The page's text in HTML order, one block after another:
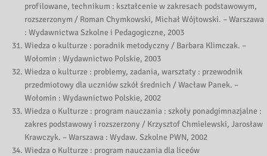
profilowane, technikum : kształcenie w zakresach podstawowym,
rozszerzonym / Roman Chymkowski, Michał Wójtowski. – Warszawa
: Wydawnictwa Szkolne i Pedagogiczne, 2003
Wiedza o kulturze : poradnik metodyczny / Barbara Klimczak. –
Wołomin : Wydawnictwo Polskie, 2003
Wiedza o kulturze : problemy, zadania, warsztaty : przewodnik
przedmiotowy dla uczniów szkół średnich / Wacław Panek. –
Wołomin : Wydawnictwo Polskie, 2002
Wiedza o Kulturze : program nauczania : szkoły ponadgimnazjalne :
zakres podstawowy i rozszerzony / Krzysztof Chmielewski, Jarosław
Krawczyk. – Warszawa : Wydaw. Szkolne PWN, 2002
Wiedza o Kulturze : program nauczania dla liceów